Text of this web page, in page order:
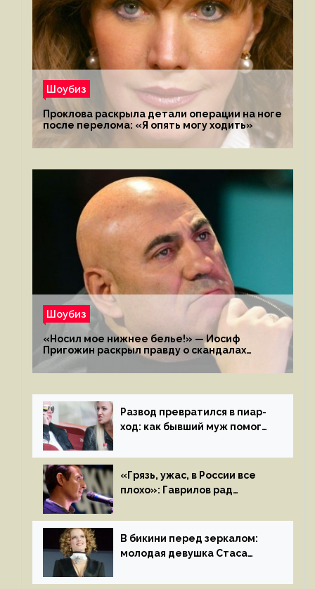
Шоубиз
Проклова раскрыла детали операции на ноге
после перелома: «Я опять могу ходить»
Шоубиз
«Носил мое нижнее белье!» — Иосиф
Пригожин раскрыл правду о скандалах
с мужем своей экс-жены
Развод превратился в пиар-
ход: как бывший муж помог
«Грязь, ужас, в России все
плохо»: Гаврилов рад
иноагентов
В бикини перед зеркалом:
молодая девушка Стаса
на камеру